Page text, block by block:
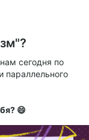
сегодня по
параллельного
😄